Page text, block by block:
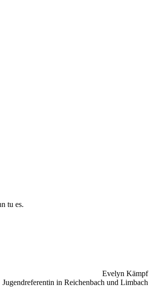
tu es.
Evelyn Kämpf
Jugendreferentin in Reichenbach und Limbach